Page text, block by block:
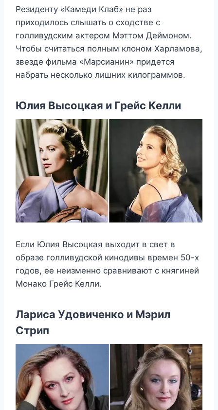
Резиденту «Камеди Клаб» не раз
приходилось слышать о сходстве с
голливудским актером Мэттом Деймоном.
Чтобы считаться полным клоном Харламова,
звезде фильма «Марсианин» придется
набрать несколько лишних килограммов.
Юлия Высоцкая и Грейс Келли
Если Юлия Высоцкая выходит в свет в
образе голливудской кинодивы времен 50-х
годов, ее неизменно сравнивают с княгиней
Монако Грейс Келли.
Лариса Удовиченко и Мэрил
Стрип